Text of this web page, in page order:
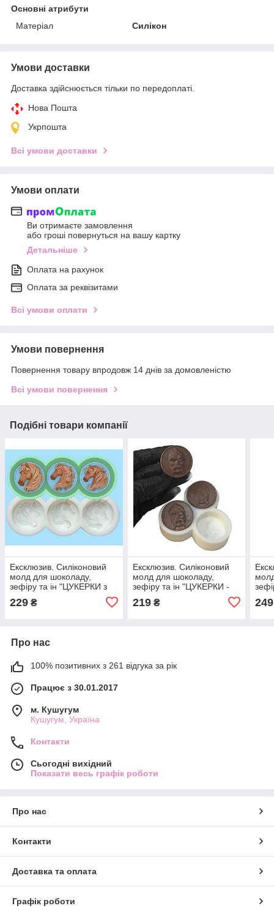
Основні атрибути
Матеріал
Силікон
Умови доставки
Доставка здійснюється тільки по передоплаті.
Нова Пошта
Укрпошта
Всі умови доставки
Умови оплати
Ви отримаєте замовлення
або гроші повернуться на вашу картку
Детальніше
Оплата на рахунок
Оплата за реквізитами
Всі умови оплати
Умови повернення
Повернення товару впродовж 14 днів за домовленістю
Всі умови повернення
Подібні товари компанії
Ексклюзив. Силіконовий
молд для шоколаду,
зефіру та ін "ЦУКЕРКИ з
229 ₴
Ексклюзив. Силіконовий
молд для шоколаду,
зефіру та ін "ЦУКЕРКИ -
219₴ 249
Про нас
100% позитивних з 261 відгука за рік
Працює з 30.01.2017
м. Кушугум
Кушугум, Україна
Контакти
Сьогодні вихідний
Показати весь графік роботи
Про нас
Контакти
Доставка та оплата
Графік роботи